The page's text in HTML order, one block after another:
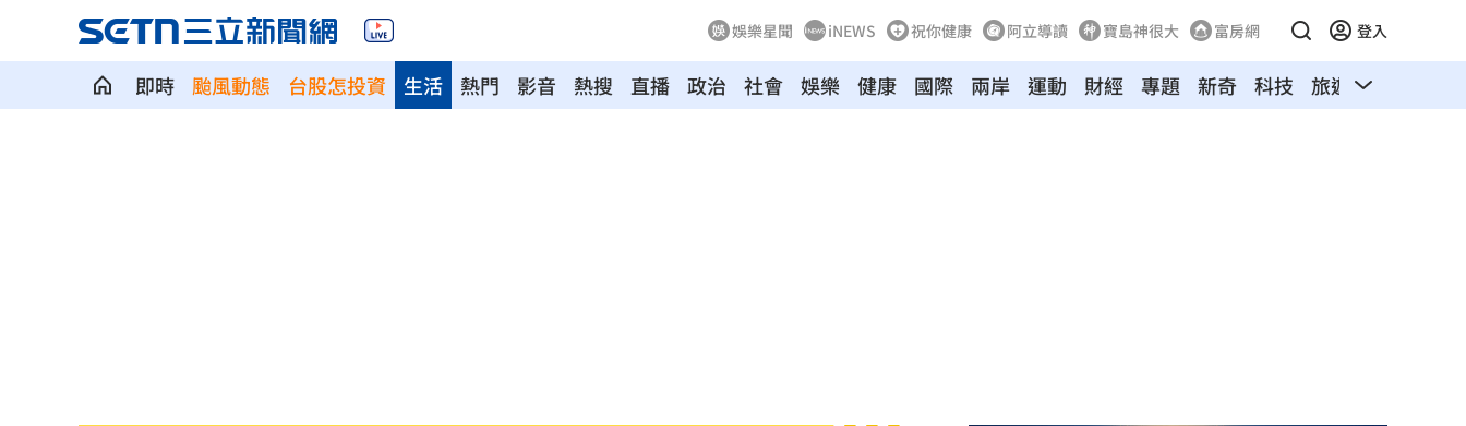
娛樂星聞 iNEWS 祝你健康 阿立導讀 寶島神很大 富房網 登入
即時 颱風動態 台股怎投資 熱門 影音 熱搜 直播 政治 社會 娛樂
生活 健康 國際 兩岸 運動 財經 專題 新奇 科技 旅遊 汽車